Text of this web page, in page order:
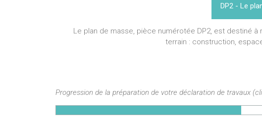
DP2 - Le
Le plan de masse, pièce numérotée DP2, est destiné
terrain : construction,
Progression de la préparation de votre déclaration de travaux